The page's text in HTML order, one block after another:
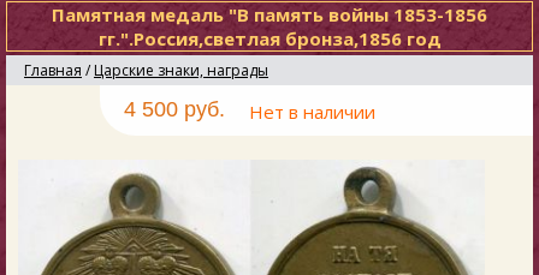
Памятная медаль "В память войны 1853-1856
гг.".Россия,светлая бронза,1856 год
Главная / Царские знаки, награды
4 500 руб. Нет в наличии